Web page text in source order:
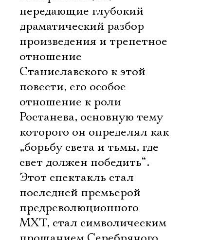
передающие глубокий
драматический разбор
произведения и трепетное
отношение
Станиславского к этой
повести, его особое
отношение к роли
Ростанева, основную тему
которого он определял как
„борьбу света и тьмы, где
свет должен победить“.
Этот спектакль стал
последней премьерой
предреволюционного
МХТ, стал символическим